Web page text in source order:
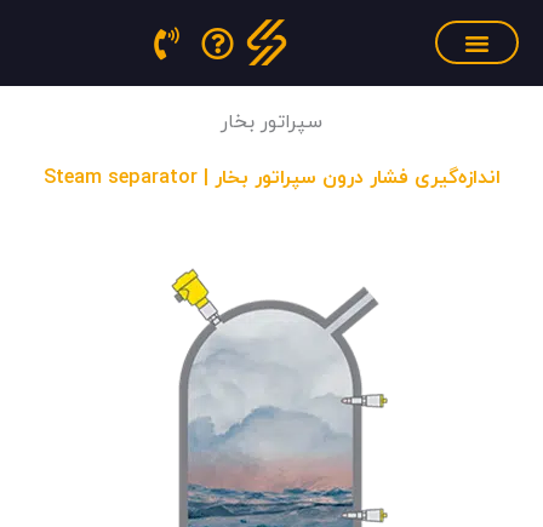
رفتن
سپراتور بخار
اندازه‌گیری فشار درون سپراتور بخار | Steam separator